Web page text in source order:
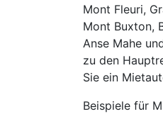
Mont Fleuri,
Mont Buxton,
Anse Mahe
zu den
Sie ein
Beispiele für